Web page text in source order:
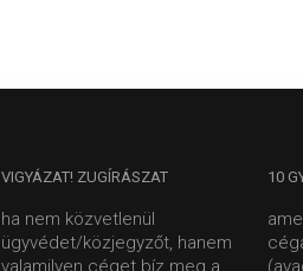
VIGYÁZAT! ZUGÍRÁSZAT
ha nem közvetlenül
ügyvédet/közjegyzőt, hanem
valamilyen céget bíz meg a
10